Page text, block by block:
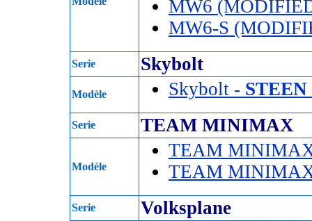
MW6
MW6-S
Serie Skybolt
Modèle Skybolt -
Serie TEAM MINIMAX
Modèle
TEAM
TEAM
Serie Volksplane